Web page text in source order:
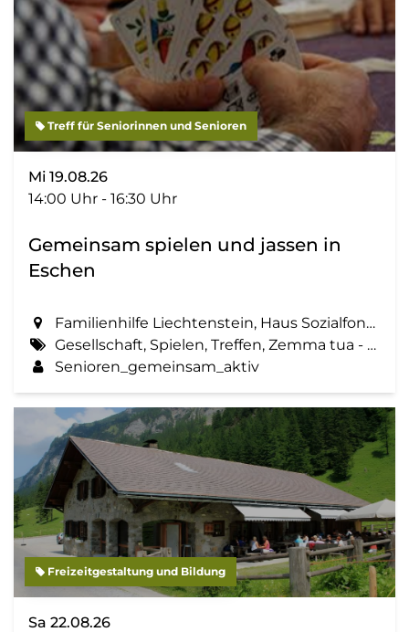
Treff für Seniorinnen und Senioren
Mi 19.08.26
14:00 Uhr - 16:30 Uhr
Gemeinsam spielen und jassen in
Eschen
Familienhilfe Liechtenstein, Haus Sozialfonds, St. Martinsring 73 in Eschen
Gesellschaft, Spielen, Treffen, Zemma tua - Senioren gemeinsam aktiv
Senioren_gemeinsam_aktiv
Freizeitgestaltung und Bildung
Sa 22.08.26